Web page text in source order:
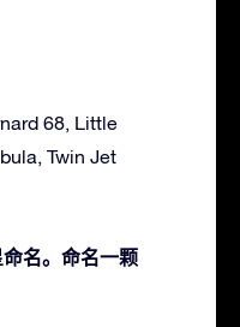
68, Little
Twin Jet
名。命名一颗